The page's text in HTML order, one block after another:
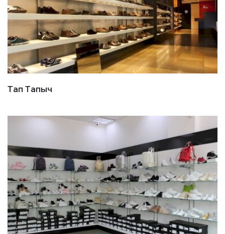
Тап Тапыч